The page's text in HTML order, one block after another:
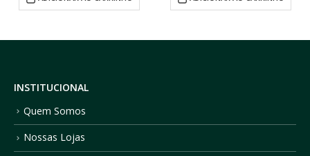
INSTITUCIONAL
Quem Somos
Nossas Lojas